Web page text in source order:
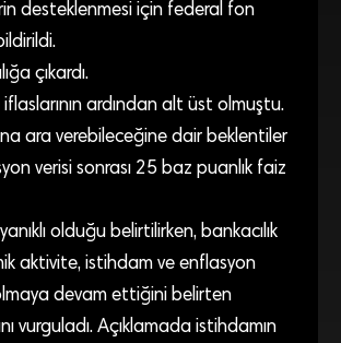
desteklenmesi için federal fon
çıkardı.
ardından alt üst olmuştu.
ara verebileceğine dair beklentiler
verisi sonrası 25 baz puanlık faiz
olduğu belirtilirken, bankacılık
aktivite, istihdam ve enflasyon
devam ettiğini belirten
vurguladı. Açıklamada istihdamın